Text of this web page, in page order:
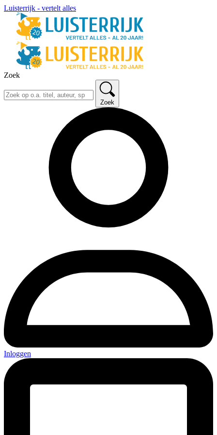
Luisterrijk - vertelt alles
Zoek
Zoek
Inloggen